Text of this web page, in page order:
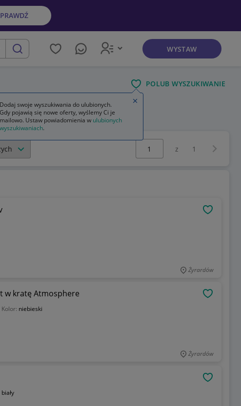
szukaj WYSTAW
POLUB WYSZUKIWANIE
Wybierz stronę:
z 1
Żyrardów
w kratę Atmosphere
Kolor: niebieski
Żyrardów
biały
Dodaj swoje wyszukiwania do ulubionych.
Gdy pojawią się nowe oferty, wyślemy Ci je
mailowo. Ustaw powiadomienia w ulubionych
wyszukiwaniach.
Zamknij wskazówkę